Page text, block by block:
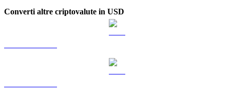
Converti altre criptovalute in USD